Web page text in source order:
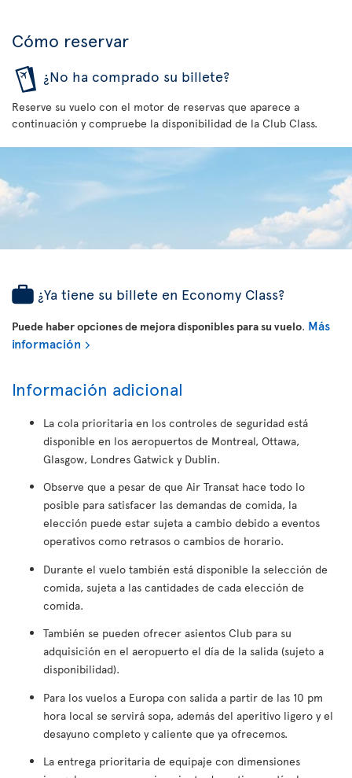
Cómo reservar
¿No ha comprado su billete?
Reserve su vuelo con el motor de reservas que aparece a
continuación y compruebe la disponibilidad de la Club Class.
¿Ya tiene su billete en Economy Class?
Puede haber opciones de mejora disponibles para su vuelo. Más
información
Información adicional
La cola prioritaria en los controles de seguridad está
disponible en los aeropuertos de Montreal, Ottawa,
Glasgow, Londres Gatwick y Dublin.
Observe que a pesar de que Air Transat hace todo lo
posible para satisfacer las demandas de comida, la
elección puede estar sujeta a cambio debido a eventos
operativos como retrasos o cambios de horario.
Durante el vuelo también está disponible la selección de
comida, sujeta a las cantidades de cada elección de
comida.
También se pueden ofrecer asientos Club para su
adquisición en el aeropuerto el día de la salida (sujeto a
disponibilidad).
Para los vuelos a Europa con salida a partir de las 10 pm
hora local se servirá sopa, además del aperitivo ligero y el
desayuno completo y caliente que ya ofrecemos.
La entrega prioritaria de equipaje con dimensiones